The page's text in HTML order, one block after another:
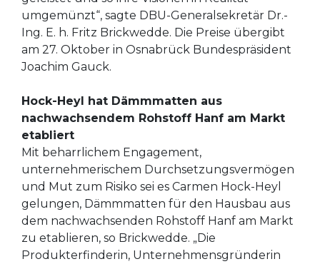
umgemünzt“, sagte DBU-Generalsekretär Dr.-
Ing. E. h. Fritz Brickwedde. Die Preise übergibt
am 27. Oktober in Osnabrück Bundespräsident
Joachim Gauck.
Hock-Heyl hat Dämmmatten aus
nachwachsendem Rohstoff Hanf am Markt
etabliert
Mit beharrlichem Engagement,
unternehmerischem Durchsetzungsvermögen
und Mut zum Risiko sei es Carmen Hock-Heyl
gelungen, Dämmmatten für den Hausbau aus
dem nachwachsenden Rohstoff Hanf am Markt
zu etablieren, so Brickwedde. „Die
Produkterfinderin, Unternehmensgründerin